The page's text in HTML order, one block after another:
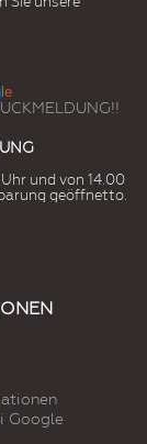
e
und von 14.00
geöffnetto.
Google